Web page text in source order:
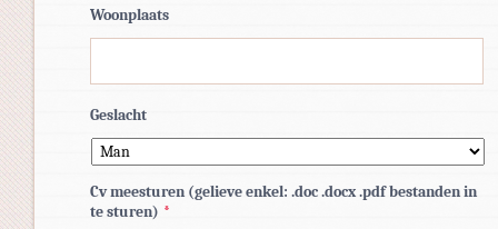
Woonplaats
Geslacht
Cv meesturen (gelieve enkel: .doc .docx .pdf bestanden in
te sturen) *